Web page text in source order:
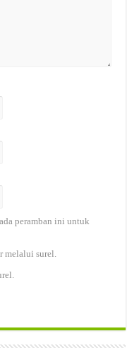
peramban ini untuk
melalui surel.